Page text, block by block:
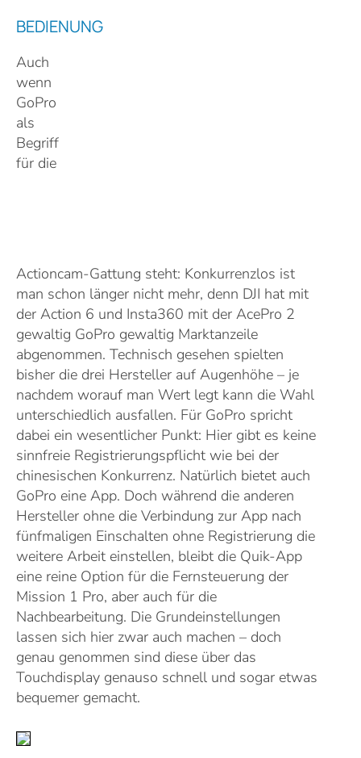
BEDIENUNG
Auch
wenn
GoPro
als
Begriff
für die
Actioncam-Gattung steht: Konkurrenzlos ist
man schon länger nicht mehr, denn DJI hat mit
der Action 6 und Insta360 mit der AcePro 2
gewaltig GoPro gewaltig Marktanzeile
abgenommen. Technisch gesehen spielten
bisher die drei Hersteller auf Augenhöhe – je
nachdem worauf man Wert legt kann die Wahl
unterschiedlich ausfallen. Für GoPro spricht
dabei ein wesentlicher Punkt: Hier gibt es keine
sinnfreie Registrierungspflicht wie bei der
chinesischen Konkurrenz. Natürlich bietet auch
GoPro eine App. Doch während die anderen
Hersteller ohne die Verbindung zur App nach
fünfmaligen Einschalten ohne Registrierung die
weitere Arbeit einstellen, bleibt die Quik-App
eine reine Option für die Fernsteuerung der
Mission 1 Pro, aber auch für die
Nachbearbeitung. Die Grundeinstellungen
lassen sich hier zwar auch machen – doch
genau genommen sind diese über das
Touchdisplay genauso schnell und sogar etwas
bequemer gemacht.